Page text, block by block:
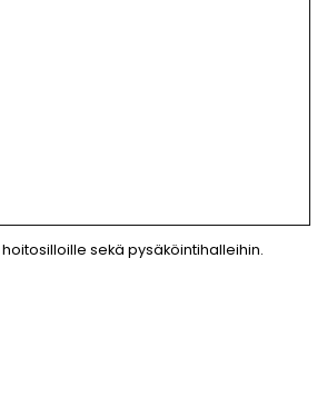
sekä pysäköintihalleihin.